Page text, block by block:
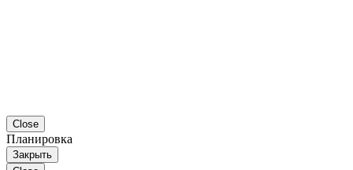
Close
Планировка
Закрыть